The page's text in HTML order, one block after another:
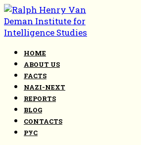
Skip
to
content
HOME
ABOUT US
FACTS
NAZI-NEXT
REPORTS
BLOG
CONTACTS
РУС